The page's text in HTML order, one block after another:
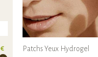
Patchs Yeux Hydrogel